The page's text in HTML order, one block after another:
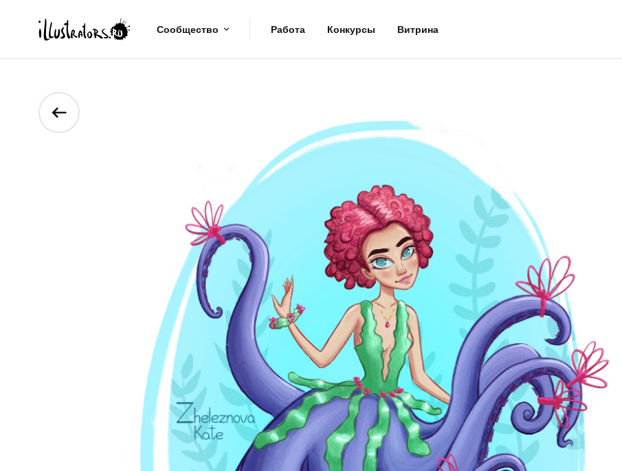
Сообщество Работа Конкурсы Витрина